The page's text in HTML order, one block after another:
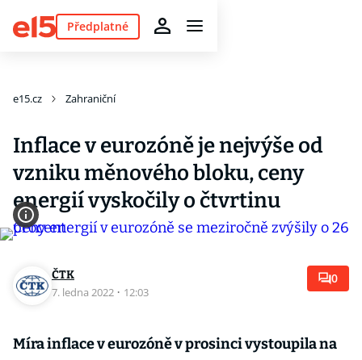
Předplatné
e15.cz Zahraniční
Inflace v eurozóně je nejvýše od
vzniku měnového bloku, ceny
energií vyskočily o čtvrtinu
ČTK
7. ledna 2022 · 12:03
0
Míra inflace v eurozóně v prosinci vystoupila na